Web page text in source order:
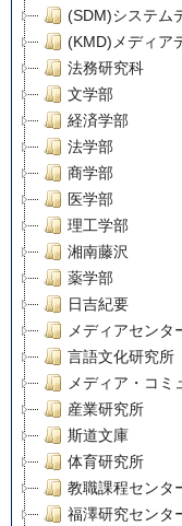
(SDM)システム
(KMD)メディア
法務研究科
文学部
経済学部
法学部
商学部
医学部
理工学部
湘南藤沢
薬学部
日吉紀要
メディアセンタ
言語文化研究所
メディア・コミ
産業研究所
斯道文庫
体育研究所
教職課程センタ
福澤研究センタ